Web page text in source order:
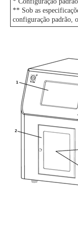
** Sob as
configuração padrão,